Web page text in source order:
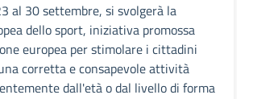
al 30 settembre, si svolgerà la
dello sport, iniziativa promossa
europea per stimolare i cittadini
corretta e consapevole attività
dall'età o dal livello di forma